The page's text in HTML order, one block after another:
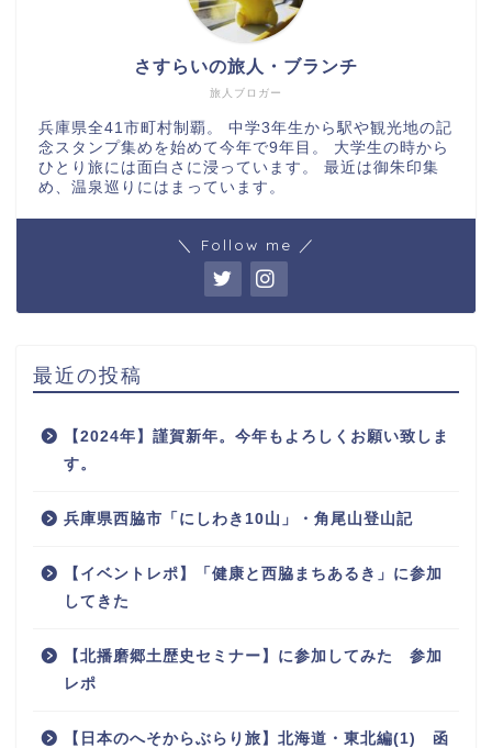
旅人ブロガー
さすらいの旅人・ブランチ
兵庫県全41市町村制覇。 中学3年生から駅や観光地の記
念スタンプ集めを始めて今年で9年目。 大学生の時から
ひとり旅には面白さに浸っています。 最近は御朱印集
め、温泉巡りにはまっています。
＼ Follow me ／
最近の投稿
【2024年】謹賀新年。今年もよろしくお願い致しま
す。
兵庫県西脇市「にしわき10山」・角尾山登山記
【イベントレポ】「健康と西脇まちあるき」に参加
してきた
【北播磨郷土歴史セミナー】に参加してみた 参加
レポ
【日本のへそからぶらり旅】北海道・東北編(1) 函